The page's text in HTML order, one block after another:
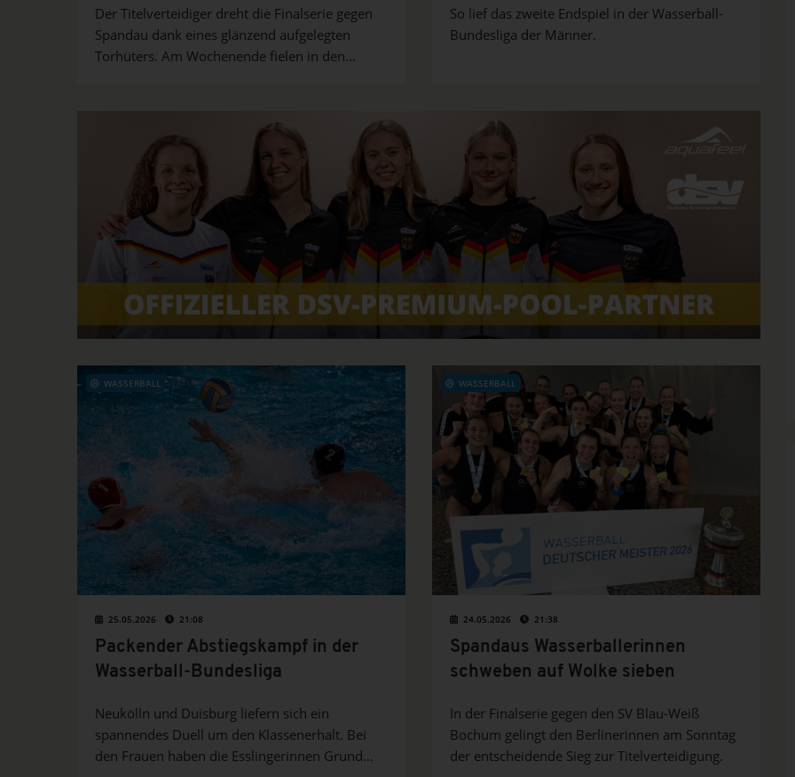
Der Titelverteidiger dreht die Finalserie gegen
Spandau dank eines glänzend aufgelegten
Torhüters. Am Wochenende fielen in den
So lief das zweite Endspiel in der Wasserball-
Bundesliga der Männer.
WASSERBALL
25.05.2026 21:08
Packender Abstiegskampf in der
Wasserball-Bundesliga
Neukölln und Duisburg liefern sich ein
spannendes Duell um den Klassenerhalt. Bei
den Frauen haben die Esslingerinnen Grund
WASSERBALL
24.05.2026 21:38
Spandaus Wasserballerinnen
schweben auf Wolke sieben
In der Finalserie gegen den SV Blau-Weiß
Bochum gelingt den Berlinerinnen am Sonntag
der entscheidende Sieg zur Titelverteidigung.